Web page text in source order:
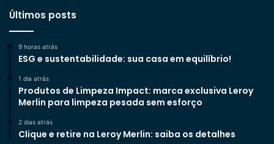
Últimos posts
9 horas atrás
ESG e sustentabilidade: sua casa em equilíbrio!
1 dia atrás
Produtos de Limpeza Impact: marca exclusiva Leroy
Merlin para limpeza pesada sem esforço
2 dias atrás
Clique e retire na Leroy Merlin: saiba os detalhes